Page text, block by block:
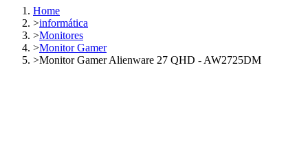
Home
>informática
>Monitores
>Monitor Gamer
>Monitor Gamer Alienware 27 QHD - AW2725DM